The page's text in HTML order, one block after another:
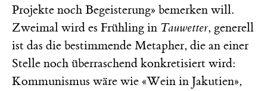
Projekte noch Begeisterung» bemerken will.
Zweimal wird es Frühling in Tauwetter, generell
ist das die bestimmende Metapher, die an einer
Stelle noch überraschend konkretisiert wird:
Kommunismus wäre wie «Wein in Jakutien»,